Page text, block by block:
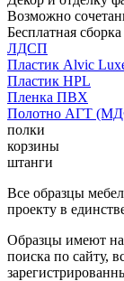
Возможно
Бесплатная
ЛДСП
Пластик Alvic
Пластик HPL
Пленка ПВХ
Полотно АГТ
полки
корзины
штанги
Все образцы
проекту в
Образцы имеют
поиска по сайту,